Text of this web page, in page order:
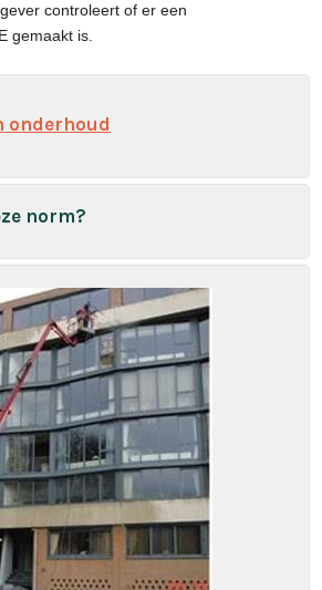
controleert of er een
gemaakt is.
onderhoud
norm?